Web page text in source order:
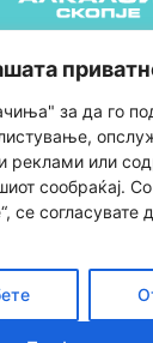
за да го
реклами или
сообраќај.
се согласувате
и услови за
за
учество во
политика за